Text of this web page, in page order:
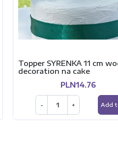
Topper SYRENKA 11 cm
decoration na cake
PLN14.76
- + Add